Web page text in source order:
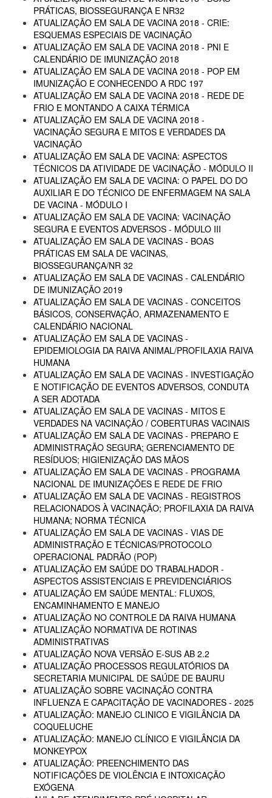
PRÁTICAS, BIOSSEGURANÇA E NR32
ATUALIZAÇÃO EM SALA DE VACINA 2018 - CRIE:
ESQUEMAS ESPECIAIS DE VACINAÇÃO
ATUALIZAÇÃO EM SALA DE VACINA 2018 - PNI E
CALENDÁRIO DE IMUNIZAÇÃO 2018
ATUALIZAÇÃO EM SALA DE VACINA 2018 - POP EM
IMUNIZAÇÃO E CONHECENDO A RDC 197
ATUALIZAÇÃO EM SALA DE VACINA 2018 - REDE DE
FRIO E MONTANDO A CAIXA TÉRMICA
ATUALIZAÇÃO EM SALA DE VACINA 2018 -
VACINAÇÃO SEGURA E MITOS E VERDADES DA
VACINAÇÃO
ATUALIZAÇÃO EM SALA DE VACINA: ASPECTOS
TÉCNICOS DA ATIVIDADE DE VACINAÇÃO - MÓDULO II
ATUALIZAÇÃO EM SALA DE VACINA: O PAPEL DO DO
AUXILIAR E DO TÉCNICO DE ENFERMAGEM NA SALA
DE VACINA - MÓDULO I
ATUALIZAÇÃO EM SALA DE VACINA: VACINAÇÃO
SEGURA E EVENTOS ADVERSOS - MÓDULO III
ATUALIZAÇÃO EM SALA DE VACINAS - BOAS
PRÁTICAS EM SALA DE VACINAS,
BIOSSEGURANÇA/NR 32
ATUALIZAÇÃO EM SALA DE VACINAS - CALENDÁRIO
DE IMUNIZAÇÃO 2019
ATUALIZAÇÃO EM SALA DE VACINAS - CONCEITOS
BÁSICOS, CONSERVAÇÃO, ARMAZENAMENTO E
CALENDÁRIO NACIONAL
ATUALIZAÇÃO EM SALA DE VACINAS -
EPIDEMIOLOGIA DA RAIVA ANIMAL/PROFILAXIA RAIVA
HUMANA
ATUALIZAÇÃO EM SALA DE VACINAS - INVESTIGAÇÃO
E NOTIFICAÇÃO DE EVENTOS ADVERSOS, CONDUTA
A SER ADOTADA
ATUALIZAÇÃO EM SALA DE VACINAS - MITOS E
VERDADES NA VACINAÇÃO / COBERTURAS VACINAIS
ATUALIZAÇÃO EM SALA DE VACINAS - PREPARO E
ADMINISTRAÇÃO SEGURA; GERENCIAMENTO DE
RESÍDUOS; HIGIENIZAÇÃO DAS MÃOS
ATUALIZAÇÃO EM SALA DE VACINAS - PROGRAMA
NACIONAL DE IMUNIZAÇÕES E REDE DE FRIO
ATUALIZAÇÃO EM SALA DE VACINAS - REGISTROS
RELACIONADOS À VACINAÇÃO; PROFILAXIA DA RAIVA
HUMANA; NORMA TÉCNICA
ATUALIZAÇÃO EM SALA DE VACINAS - VIAS DE
ADMINISTRAÇÃO E TÉCNICAS/PROTOCOLO
OPERACIONAL PADRÃO (POP)
ATUALIZAÇÃO EM SAÚDE DO TRABALHADOR -
ASPECTOS ASSISTENCIAIS E PREVIDENCIÁRIOS
ATUALIZAÇÃO EM SAÚDE MENTAL: FLUXOS,
ENCAMINHAMENTO E MANEJO
ATUALIZAÇÃO NO CONTROLE DA RAIVA HUMANA
ATUALIZAÇÃO NORMATIVA DE ROTINAS
ADMINISTRATIVAS
ATUALIZAÇÃO NOVA VERSÃO E-SUS AB 2.2
ATUALIZAÇÃO PROCESSOS REGULATÓRIOS DA
SECRETARIA MUNICIPAL DE SAÚDE DE BAURU
ATUALIZAÇÃO SOBRE VACINAÇÃO CONTRA
INFLUENZA E CAPACITAÇÃO DE VACINADORES - 2025
ATUALIZAÇÃO: MANEJO CLINICO E VIGILÂNCIA DA
COQUELUCHE
ATUALIZAÇÃO: MANEJO CLÍNICO E VIGILÂNCIA DA
MONKEYPOX
ATUALIZAÇÃO: PREENCHIMENTO DAS
NOTIFICAÇÕES DE VIOLÊNCIA E INTOXICAÇÃO
EXÓGENA